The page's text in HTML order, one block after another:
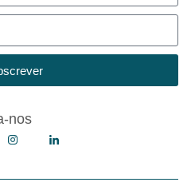
nos